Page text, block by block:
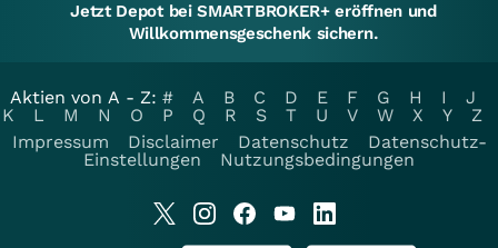
Jetzt Depot bei SMARTBROKER+ eröffnen und
Willkommensgeschenk sichern.
Aktien von A - Z: # A B C D E F G H I
J
K
L M N O P Q R S T U V W X Y
Z
Impressum
Disclaimer Datenschutz
Datenschutz-
Einstellungen
Nutzungsbedingungen